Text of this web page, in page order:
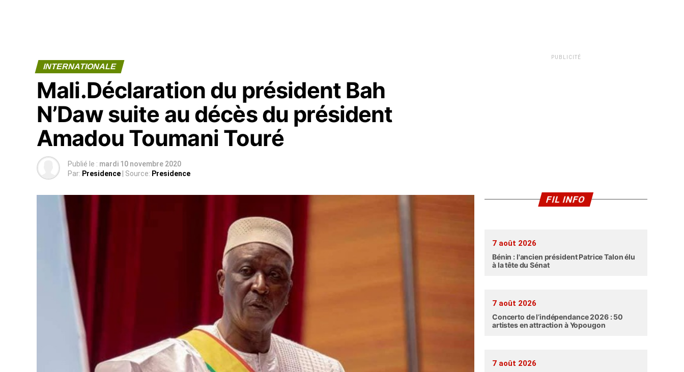
INTERNATIONALE
Mali.Déclaration du président Bah
N’Daw suite au décès du président
Amadou Toumani Touré
Publié le : mardi 10 novembre 2020
Par: Presidence | Source: Presidence
PUBLICITÉ
FIL INFO
7 août 2026
Bénin : l'ancien président Patrice Talon élu
à la tête du Sénat
7 août 2026
Concerto de l’indépendance 2026 : 50
artistes en attraction à Yopougon
7 août 2026